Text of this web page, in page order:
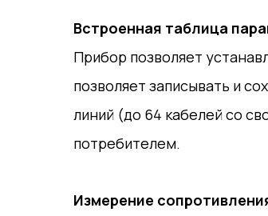
Встроенная таблица
Прибор позволяет
позволяет записывать и
линий (до 64 кабелей со
потребителем.
Измерение